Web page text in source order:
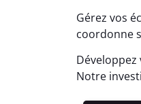
Gérez vos
coordonne
Notre